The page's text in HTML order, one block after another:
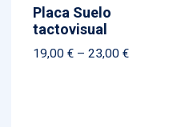
Placa Suelo
tactovisual
19,00€ – 23,00€Price